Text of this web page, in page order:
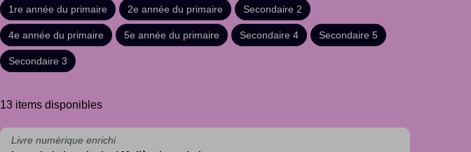
1re année du primaire 2e année du primaire Secondaire 2
4e année du primaire 5e année du primaire Secondaire 4 Secondaire 5
Secondaire 3
13 items disponibles
Livre numérique enrichi